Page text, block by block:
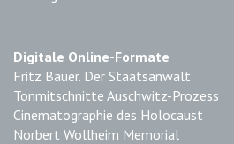
Digitale Online-Formate
Fritz Bauer. Der Staatsanwalt
Tonmitschnitte Auschwitz-Prozess
Cinematographie des Holocaust
Norbert Wollheim Memorial